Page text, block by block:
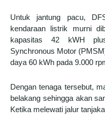
Untuk jantung pacu,
kendaraan listrik murni
kapasitas 42 kWH
Synchronous Motor
daya 60 kWh pada 9.000
Dengan tenaga tersebut,
belakang sehingga akan
Ketika melewati jalur